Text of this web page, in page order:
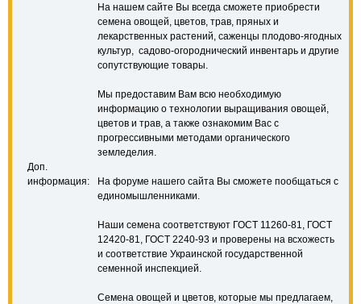
Доп.
информация:
На нашем сайте Вы всегда сможете приобрести
семена овощей, цветов, трав, пряных и
лекарственных растений, саженцы плодово-ягодных
культур, садово-огороднический инвентарь и другие
сопутствующие товары.
Мы предоставим Вам всю необходимую
информацию о технологии выращивания овощей,
цветов и трав, а также ознакомим Вас с
прогрессивными методами органического
земледелия.
На форуме нашего сайта Вы сможете пообщаться с
единомышленниками.
Наши семена соответствуют ГОСТ 11260-81, ГОСТ
12420-81, ГОСТ 2240-93 и проверены на всхожесть
и соответствие Украинской государственной
семенной инспекцией.
Семена овощей и цветов, которые мы предлагаем,